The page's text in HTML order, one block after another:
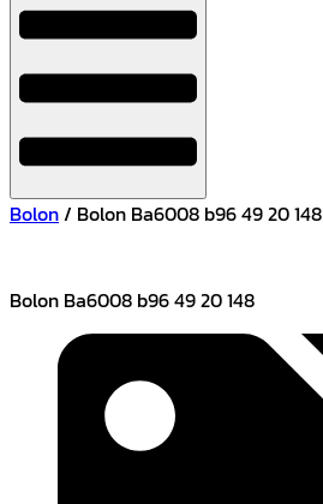
Bolon/ Bolon Ba6008 b96 49 20 148
Bolon Ba6008 b96 49 20 148